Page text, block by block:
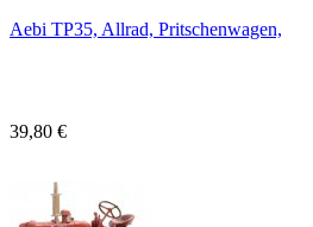
Aebi TP35, Allrad, Pritschenwagen,
39,80 €